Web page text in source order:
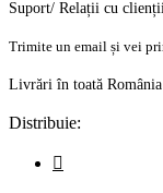
Suport/ Relații cu
Trimite un email și vei
Livrări în toată România
Distribuie: